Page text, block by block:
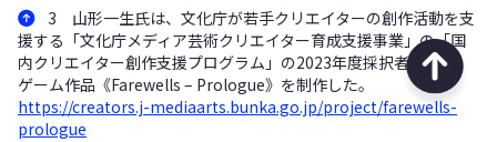
3 山形一生氏は、文化庁が若手クリエイターの創作活動を支
援する「文化庁メディア芸術クリエイター育成支援事業」の「国
内クリエイター創作支援プログラム」の2023年度採択者として、
ゲーム作品《Farewells – Prologue》を制作した。
https://creators.j-mediaarts.bunka.go.jp/project/farewells-
prologue